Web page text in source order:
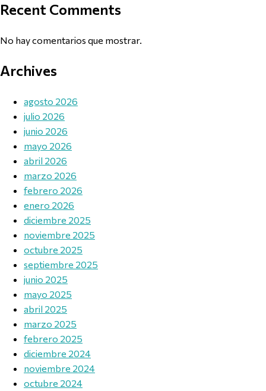
Recent Comments
No hay comentarios que mostrar.
Archives
agosto 2026
julio 2026
junio 2026
mayo 2026
abril 2026
marzo 2026
febrero 2026
enero 2026
diciembre 2025
noviembre 2025
octubre 2025
septiembre 2025
junio 2025
mayo 2025
abril 2025
marzo 2025
febrero 2025
diciembre 2024
noviembre 2024
octubre 2024